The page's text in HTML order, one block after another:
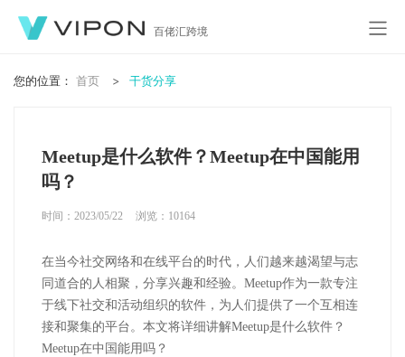
百佬汇跨境
您的位置： 首页 干货分享
Meetup是什么软件？Meetup在中国能用
吗？
时间：2023/05/22 浏览： 10164
在当今社交网络和在线平台的时代，人们越来越渴望与志
同道合的人相聚，分享兴趣和经验。Meetup作为一款专注
于线下社交和活动组织的软件，为人们提供了一个互相连
接和聚集的平台。本文将详细讲解Meetup是什么软件？
Meetup在中国能用吗？